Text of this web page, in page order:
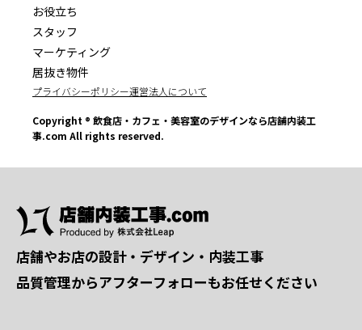
お役立ち
スタッフ
マーケティング
居抜き物件
プライバシーポリシー運営法人について
Copyright ® 飲食店・カフェ・美容室のデザインなら店舗内装工
事.com All rights reserved.
店舗やお店の設計・デザイン・内装工事
品質管理からアフターフォローもお任せください